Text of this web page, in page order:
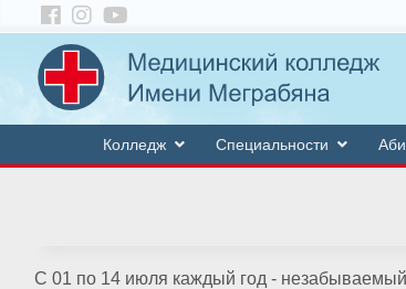
Колледж Специальности
С 01 по 14 июля каждый год -